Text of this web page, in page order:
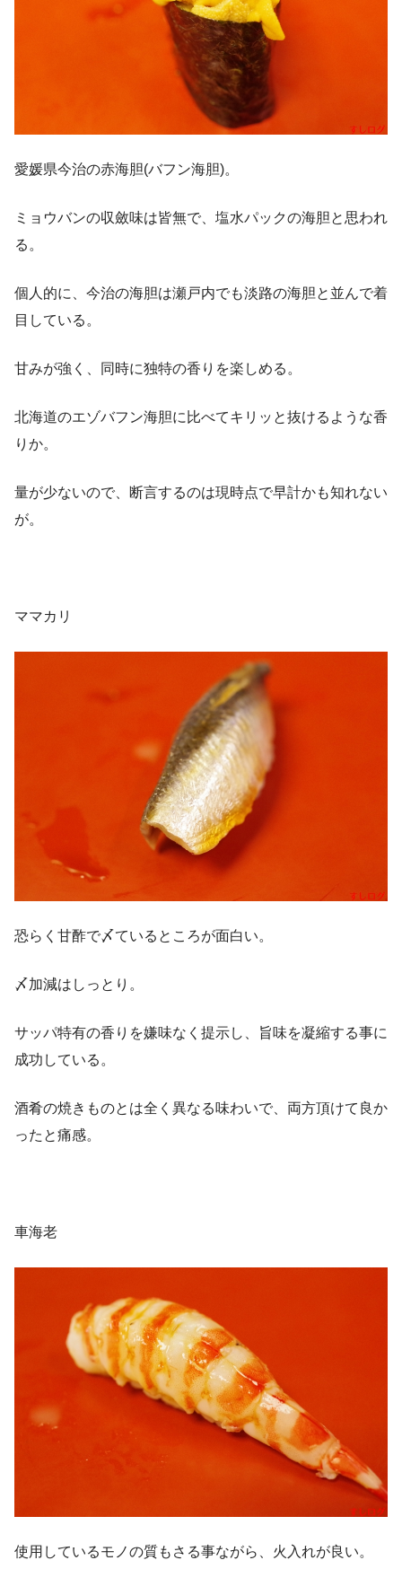
愛媛県今治の赤海胆(バフン海胆)。
ミョウバンの収斂味は皆無で、塩水パックの海胆と思われ
る。
個人的に、今治の海胆は瀬戸内でも淡路の海胆と並んで着
目している。
甘みが強く、同時に独特の香りを楽しめる。
北海道のエゾバフン海胆に比べてキリッと抜けるような香
りか。
量が少ないので、断言するのは現時点で早計かも知れない
が。
ママカリ
恐らく甘酢で〆ているところが面白い。
〆加減はしっとり。
サッパ特有の香りを嫌味なく提示し、旨味を凝縮する事に
成功している。
酒肴の焼きものとは全く異なる味わいで、両方頂けて良か
ったと痛感。
車海老
使用しているモノの質もさる事ながら、火入れが良い。